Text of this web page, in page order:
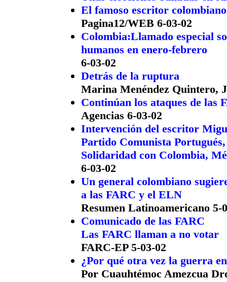
El famoso escritor
Pagina12/WEB 6-03-02
Colombia:Llamado especial
humanos en enero-febrero
6-03-02
Detrás de la ruptura
Marina Menéndez Quintero,
Continúan los ataques de las
Agencias 6-03-02
Intervención del escritor
Partido Comunista
Solidaridad con Colombia,
6-03-02
Un general colombiano
a las FARC y el ELN
Resumen Latinoamericano 5-
Comunicado de las FARC
Las FARC llaman a no votar
FARC-EP 5-03-02
¿Por qué otra vez la guerra
Por Cuauhtémoc Amezcua